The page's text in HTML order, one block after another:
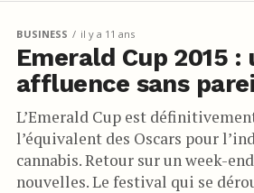
BUSINESS il y a 11 ans
Emerald Cup 2015 :
affluence sans
L’Emerald Cup est
l’équivalent des Oscars pour
cannabis. Retour sur un week-
nouvelles. Le festival qui se